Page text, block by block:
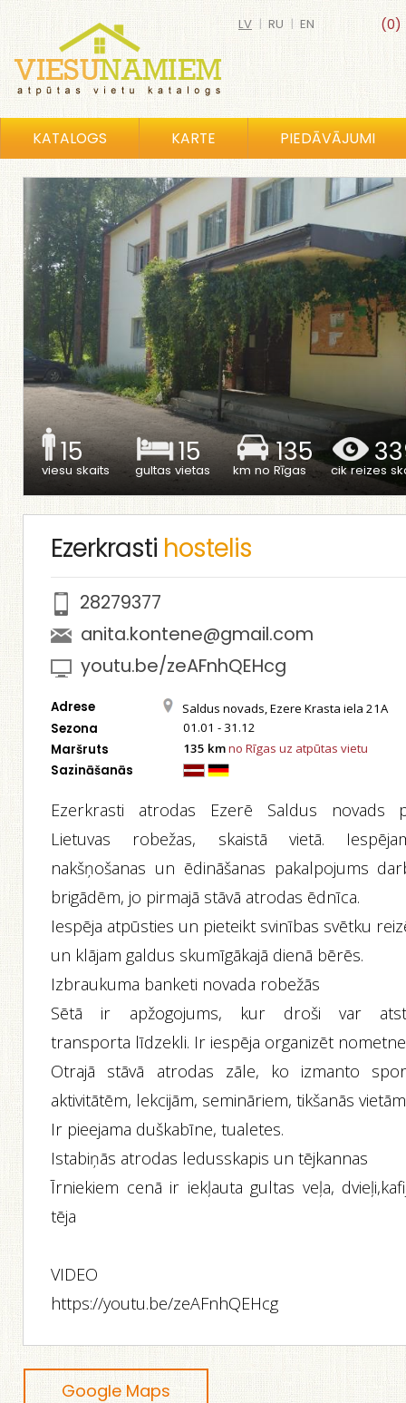
(0)
LV | RU | EN
KATALOGS KARTE PIEDĀVĀJUMI
15
viesu skaits
15
gultas vietas
135
km no Rīgas cik reizes
Ezerkrasti hostelis
28279377
anita.kontene@gmail.com
youtu.be/zeAFnhQEHcg
Adrese Saldus novads, Ezere Krasta iela 21A
Sezona 01.01 - 31.12
Maršruts 135 kmno Rīgas uz atpūtas vietu
Sazināšanās
Ezerkrasti atrodas Ezerē Saldus novads
Lietuvas robežas, skaistā vietā.
nakšņošanas un ēdināšanas pakalpojums
brigādēm, jo pirmajā stāvā atrodas ēdnīca.
Iespēja atpūsties un pieteikt svinības svētku
un klājam galdus skumīgākajā dienā bērēs.
Izbraukuma banketi novada robežās
Sētā ir apžogojums, kur droši var
transporta līdzekli. Ir iespēja organizēt
Otrajā stāvā atrodas zāle, ko izmanto
aktivitātēm, lekcijām, semināriem, tikšanās
Ir pieejama duškabīne, tualetes.
Istabiņās atrodas ledusskapis un tējkannas
Īrniekiem cenā ir iekļauta gultas veļa,
tēja
VIDEO
https://youtu.be/zeAFnhQEHcg
Google Maps